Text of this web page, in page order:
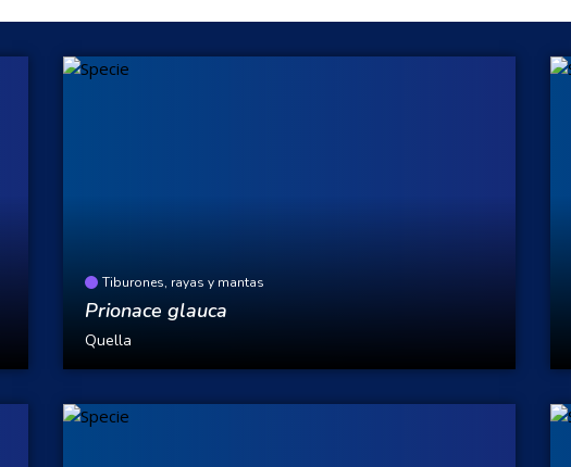
Tiburones, rayas y mantas
Prionace glauca
Quella